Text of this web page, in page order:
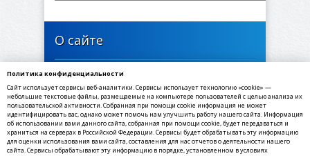
О сайте
446635, Самарская область, Богатовский район,
село Печинено, Советская улица, 1
✉ E-mail: sppechineno@yandex.ru
☎ Телефон: 8(84666) 3-55-30
☏ Факс: 8(84666) 3-55-30
Политика конфиденциальности
Сайт использует сервисы веб-аналитики. Сервисы использует технологию «cookie» —
небольшие текстовые файлы, размещаемые на компьютере пользователей с целью анализа их
пользовательской активности. Собранная при помощи cookie информация не может
идентифицировать вас, однако может помочь нам улучшить работу нашего сайта. Информация
об использовании вами данного сайта, собранная при помощи cookie, будет передаваться и
храниться на серверах в Российской Федерации. Сервисы будет обрабатывать эту информацию
для оценки использования вами сайта, составления для нас отчетов о деятельности нашего
сайта. Сервисы обрабатывают эту информацию в порядке, установленном в условиях